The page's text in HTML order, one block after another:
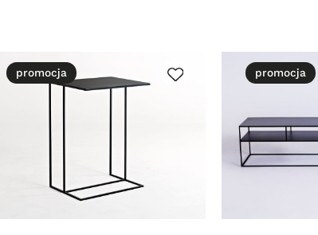
promocja promocja